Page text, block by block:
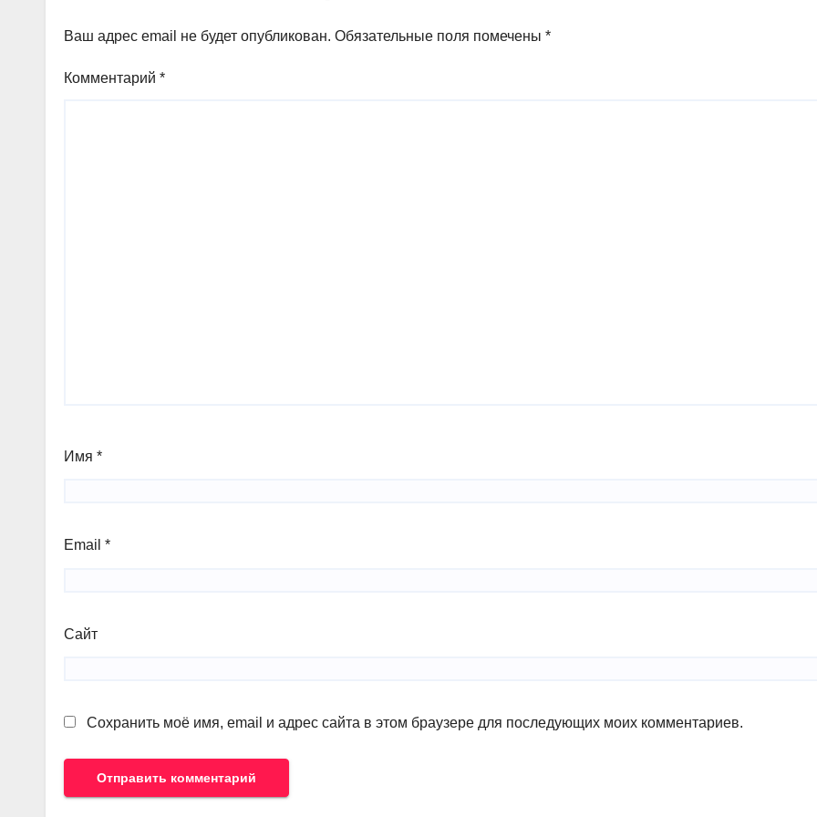
Ваш адрес email не будет опубликован. Обязательные поля помечены *
Комментарий *
Имя *
Email *
Сайт
Сохранить моё имя, email и адрес сайта в этом браузере для последующих моих комментариев.